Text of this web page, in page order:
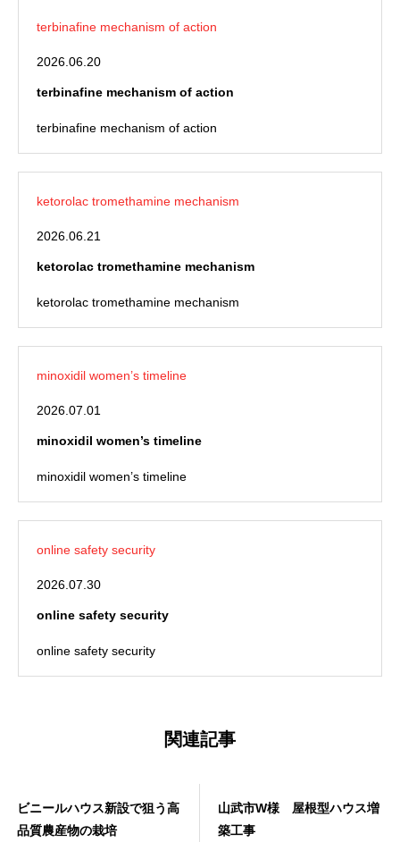
terbinafine mechanism of action
2026.06.20
terbinafine mechanism of action
terbinafine mechanism of action
ketorolac tromethamine mechanism
2026.06.21
ketorolac tromethamine mechanism
ketorolac tromethamine mechanism
minoxidil women’s timeline
2026.07.01
minoxidil women’s timeline
minoxidil women’s timeline
online safety security
2026.07.30
online safety security
online safety security
関連記事
山武市W様 屋根型ハウス増
築工事
農業革新を担うビニールハ
ス施工の技術